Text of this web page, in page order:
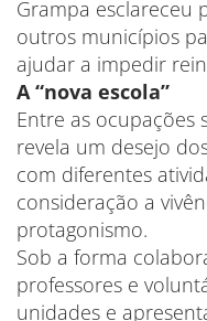
Grampa esclareceu
outros municípios
ajudar a impedir
A “nova escola”
Entre as ocupações
revela um desejo
com diferentes
consideração a
protagonismo.
Sob a forma
professores e
unidades e